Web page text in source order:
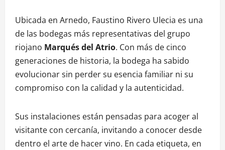
Ubicada en Arnedo, Faustino Rivero Ulecia es una
de las bodegas más representativas del grupo
riojano Marqués del Atrio. Con más de cinco
generaciones de historia, la bodega ha sabido
evolucionar sin perder su esencia familiar ni su
compromiso con la calidad y la autenticidad.
Sus instalaciones están pensadas para acoger al
visitante con cercanía, invitando a conocer desde
dentro el arte de hacer vino. En cada etiqueta, en